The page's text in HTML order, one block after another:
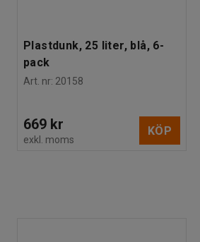
Plastdunk, 25 liter, blå, 6-
pack
Art. nr: 20158
669 kr
exkl. moms
KÖP